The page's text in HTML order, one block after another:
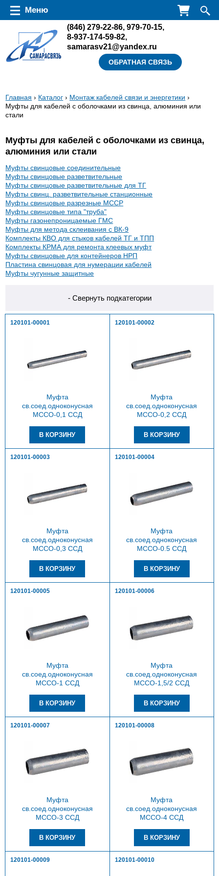
Перейти к основному содержанию
(846) 279-22-86,979-70-15,
8-937-174-59-82,
samarasv21@yandex.ru
ОБРАТНАЯ СВЯЗЬ
Меню
Вы
здесь
Главная › Каталог › Монтаж кабелей связи и энергетики ›
Муфты для кабелей с оболочками из свинца, алюминия или
стали
Муфты для кабелей с оболочками из свинца,
алюминия или стали
Муфты свинцовые соединительные
Муфты свинцовые разветвительные
Муфты свинцовые разветвительные для ТГ
Муфты свинц. разветвительные станционные
Муфты свинцовые разрезные МССР
Муфты свинцовые типа "труба"
Муфты газонепроницаемые ГМС
Муфты для метода склеивания с ВК-9
Комплекты КВО для стыков кабелей ТГ и ТПП
Комплекты КРМА для ремонта клеевых муфт
Муфты свинцовые для контейнеров НРП
Пластина свинцовая для нумерации кабелей
Муфты чугунные защитные
- Свернуть подкатегории
120101-00001
Муфта
св.соед.одноконусная
МССО-0,1 ССД
120101-00002
Муфта
св.соед.одноконусная
МССО-0,2 ССД
120101-00003
Муфта
св.соед.одноконусная
МССО-0,3 ССД
120101-00004
Муфта
св.соед.одноконусная
МССО-0.5 ССД
120101-00005
Муфта
св.соед.одноконусная
МССО-1 ССД
120101-00006
Муфта
св.соед.одноконусная
МССО-1,5/2 ССД
120101-00007
Муфта
св.соед.одноконусная
МССО-3 ССД
120101-00008
Муфта
св.соед.одноконусная
МССО-4 ССД
120101-00009 120101-00010